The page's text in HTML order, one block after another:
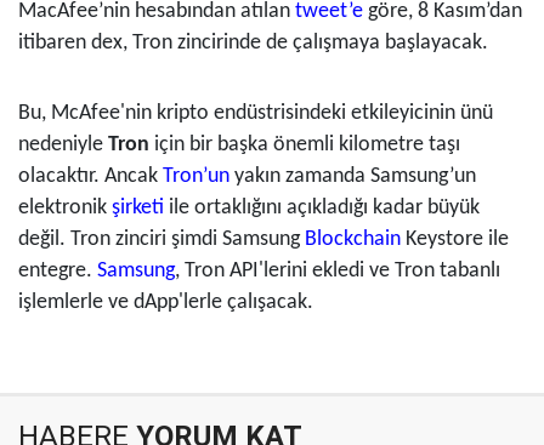
MacAfee’nin hesabından atılan tweet’e göre, 8 Kasım’dan
itibaren dex, Tron zincirinde de çalışmaya başlayacak.
Bu, McAfee'nin kripto endüstrisindeki etkileyicinin ünü
nedeniyle Tron için bir başka önemli kilometre taşı
olacaktır. Ancak Tron’un yakın zamanda Samsung’un
elektronik şirketi ile ortaklığını açıkladığı kadar büyük
değil. Tron zinciri şimdi Samsung Blockchain Keystore ile
entegre. Samsung, Tron API'lerini ekledi ve Tron tabanlı
işlemlerle ve dApp'lerle çalışacak.
HABERE YORUM KAT